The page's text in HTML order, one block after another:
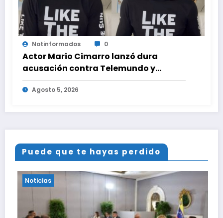
Notinformados 0
Actor Mario Cimarro lanzó dura
acusación contra Telemundo y
advirtió que lo que hacen en su contra
es ilegal en EEUU
Agosto 5, 2026
Puede que te hayas perdido
Noticias